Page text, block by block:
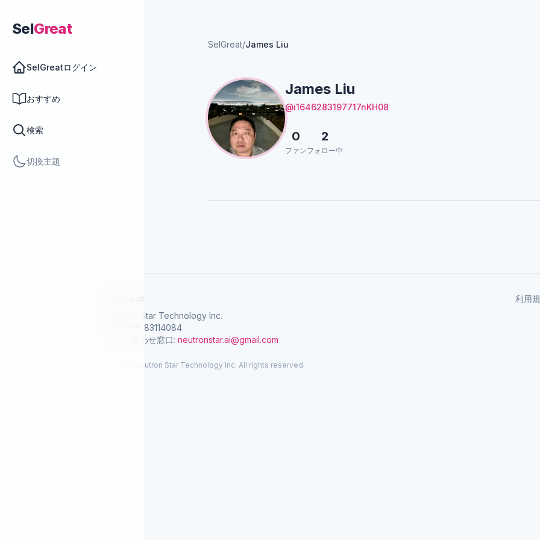
SelGreat
SelGreatログイン
おすすめ
検索
切換主題
SelGreat/James Liu
James Liu
@i1646283197717nKH08
0
ファン
2
フォロー中
Neutron Star Technology Inc.
統一番号: 83114084
お問い合わせ窓口: neutronstar.ai@gmail.com
利用
© 2026 Neutron Star Technology Inc. All rights reserved.